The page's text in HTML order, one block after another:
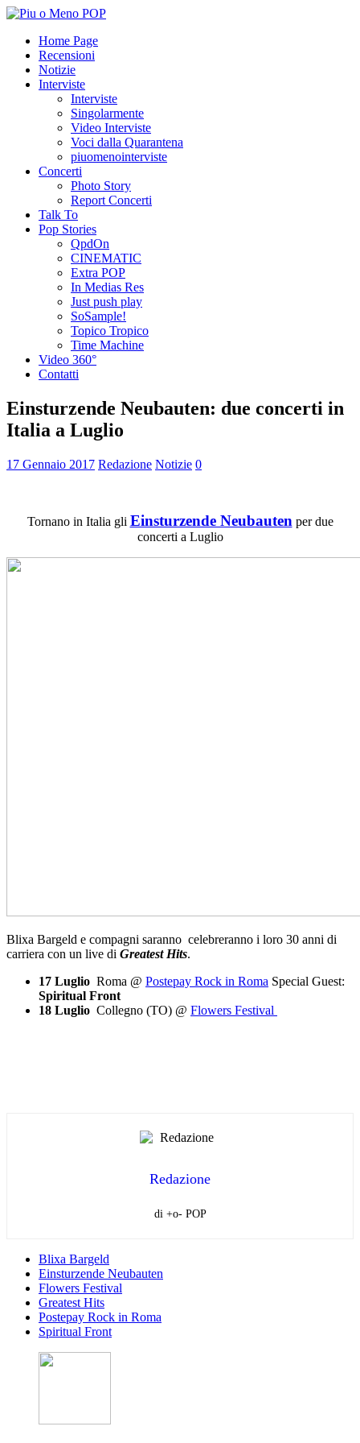
Home Page
Recensioni
Notizie
Interviste
Interviste
Singolarmente
Video Interviste
Voci dalla Quarantena
piuomenointerviste
Concerti
Photo Story
Report Concerti
Talk To
Pop Stories
QpdOn
CINEMATIC
Extra POP
In Medias Res
Just push play
SoSample!
Topico Tropico
Time Machine
Video 360°
Contatti
Einsturzende Neubauten: due concerti in
Italia a Luglio
17 Gennaio 2017 Redazione Notizie 0
Tornano in Italia gli Einsturzende Neubauten per due
concerti a Luglio
Blixa Bargeld e compagni saranno celebreranno i loro 30 anni di
carriera con un live di Greatest Hits.
17 Luglio Roma @ Postepay Rock in Roma Special Guest:
Spiritual Front
18 Luglio Collegno (TO) @ Flowers Festival
Redazione
di +o- POP
Blixa Bargeld
Einsturzende Neubauten
Flowers Festival
Greatest Hits
Postepay Rock in Roma
Spiritual Front